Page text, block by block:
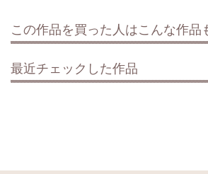
この作品を買った人はこんな作品
最近チェックした作品